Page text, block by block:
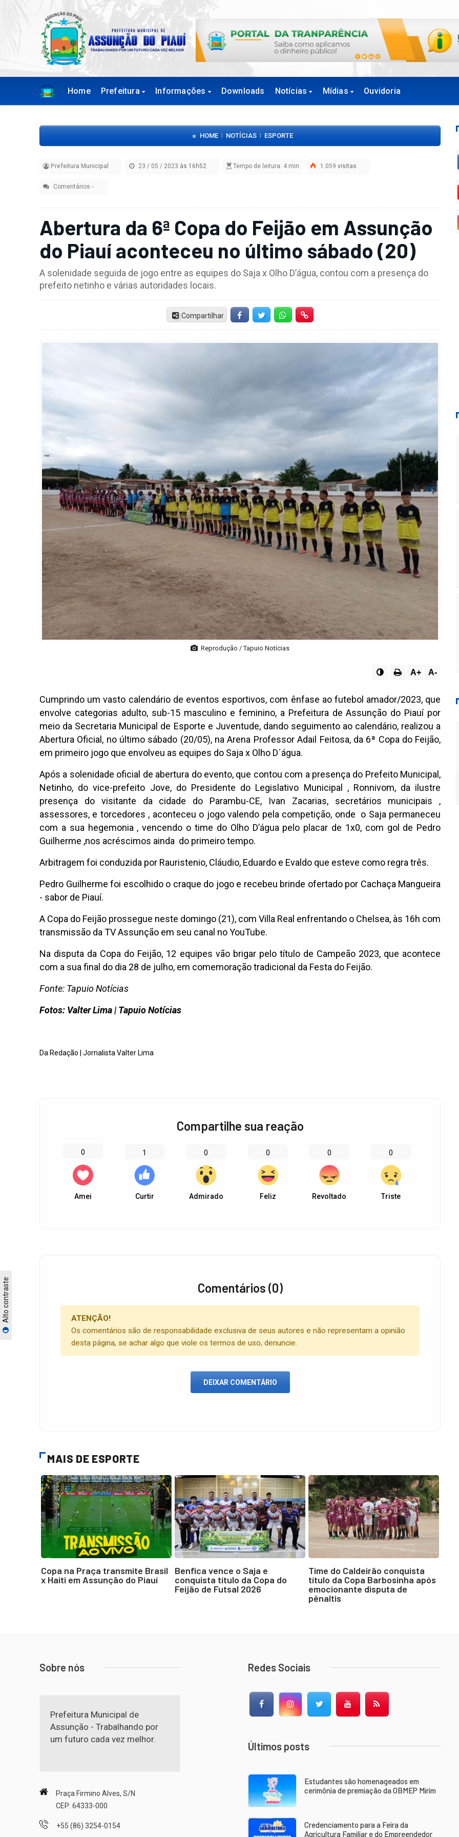
Alto contraste
Home Prefeitura Informações Downloads Notícias Mídias Ouvidoria
HOME| NOTÍCIAS| ESPORTE
Prefeitura Municipal 23 / 05 / 2023 às 16h52 Tempo de leitura: 4 min 1.059visitas
Comentários -
Abertura da 6ª Copa do Feijão em Assunção
do Piauí aconteceu no último sábado (20)
A solenidade seguida de jogo entre as equipes do Saja x Olho D’água, contou com a presença do
prefeito netinho e várias autoridades locais.
Compartilhar FacebookTwitter Whatsapp
Reprodução / Tapuio Notícias
A+ A-
Cumprindo um vasto calendário de eventos esportivos, com ênfase ao futebol amador/2023, que
envolve categorias adulto, sub-15 masculino e feminino, a Prefeitura de Assunção do Piauí por
meio da Secretaria Municipal de Esporte e Juventude, dando seguimento ao calendário, realizou a
Abertura Oficial, no último sábado (20/05), na Arena Professor Adail Feitosa, da 6ª Copa do Feijão,
em primeiro jogo que envolveu as equipes do Saja x Olho D´água.
Após a solenidade oficial de abertura do evento, que contou com a presença do Prefeito Municipal,
Netinho, do vice-prefeito Jove, do Presidente do Legislativo Municipal , Ronnivom, da ilustre
presença do visitante da cidade do Parambu-CE, Ivan Zacarias, secretários municipais ,
assessores, e torcedores , aconteceu o jogo valendo pela competição, onde o Saja permaneceu
com a sua hegemonia , vencendo o time do Olho D’água pelo placar de 1x0, com gol de Pedro
Guilherme ,nos acréscimos ainda do primeiro tempo.
Arbitragem foi conduzida por Rauristenio, Cláudio, Eduardo e Evaldo que esteve como regra três.
Pedro Guilherme foi escolhido o craque do jogo e recebeu brinde ofertado por Cachaça Mangueira
- sabor de Piauí.
A Copa do Feijão prossegue neste domingo (21), com Villa Real enfrentando o Chelsea, às 16h com
transmissão da TV Assunção em seu canal no YouTube.
Na disputa da Copa do Feijão, 12 equipes vão brigar pelo título de Campeão 2023, que acontece
com a sua final do dia 28 de julho, em comemoração tradicional da Festa do Feijão.
Fonte: Tapuio Notícias
Fotos: Valter Lima | Tapuio Notícias
Da Redação | Jornalista Valter Lima
Compartilhe sua reação
0
Amei
1
Curtir
0
Admirado
0
Feliz
0
Revoltado
0
Triste
Comentários (0)
ATENÇÃO!
Os comentários são de responsabilidade exclusiva de seus autores e não representam a opinião
desta página, se achar algo que viole os termos de uso, denuncie.
DEIXAR COMENTÁRIO
MAIS DE ESPORTE
Copa na Praça transmite Brasil
x Haiti em Assunção do Piauí
Benfica vence o Saja e
conquista título da Copa do
Feijão de Futsal 2026
Time do Caldeirão conquista
título da Copa Barbosinha após
emocionante disputa de
pênaltis
Sobre nós
Prefeitura Municipal de
Assunção - Trabalhando por
um futuro cada vez melhor.
Praça Firmino Alves, S/N
CEP: 64333-000
+55 (86) 3254-0154
Redes Sociais
FacebookInstagram Twitter YouTube
Últimos posts
Estudantes são homenageados em
cerimônia de premiação da OBMEP Mirim
Credenciamento para a Feira da
Agricultura Familiar e do Empreendedor